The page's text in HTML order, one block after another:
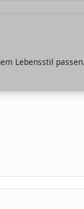
Lebensstil passen.